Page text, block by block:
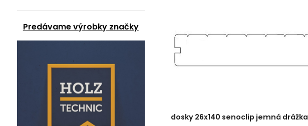
Predávame výrobky značky
dosky 26x140 senoclip jemná drážka